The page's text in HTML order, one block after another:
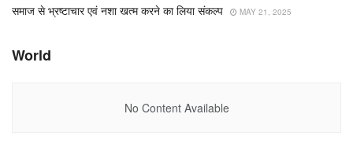
समाज से भ्रष्टाचार एवं नशा खत्म करने का लिया संकल्प MAY 21, 2025
World
No Content Available